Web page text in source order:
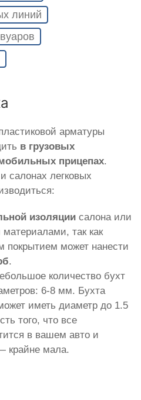
линий
арматуры
в грузовых
прицепах.
салонах легковых
изоляции салона или
так как
покрытием может нанести
.
количество бухт
6-8 мм. Бухта
иметь диаметр до 1.5
того, что все
в вашем авто и
крайне мала.